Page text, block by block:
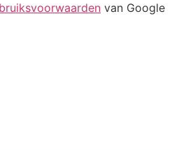
van Google